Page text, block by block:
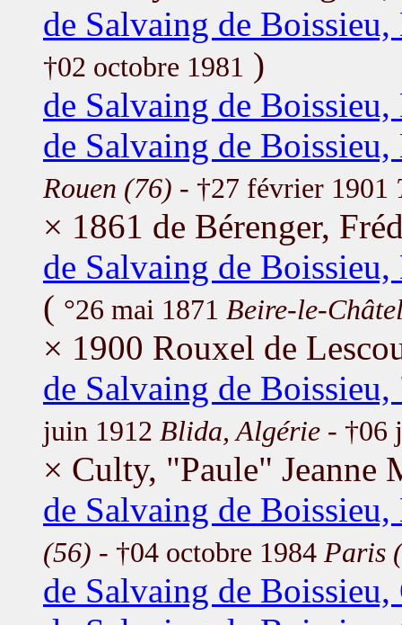
de Salvaing de
†02 octobre 1981 )
de Salvaing de
de Salvaing de
Rouen (76) - †27 février 1901
× 1861 de Bérenger,
de Salvaing de
( °26 mai 1871 Beire-le-
× 1900 Rouxel de
de Salvaing de
juin 1912 Blida, Algérie - †06
× Culty, "Paule" Jeanne
de Salvaing de
(56) - †04 octobre 1984 Paris
de Salvaing de